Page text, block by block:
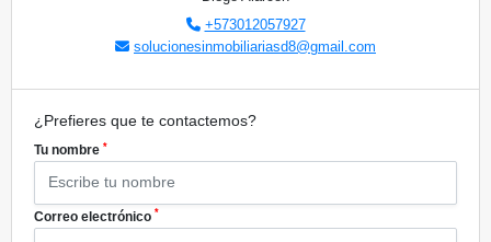
+573012057927
solucionesinmobiliariasd8@gmail.com
¿Prefieres que te contactemos?
Tu nombre *
Correo electrónico *